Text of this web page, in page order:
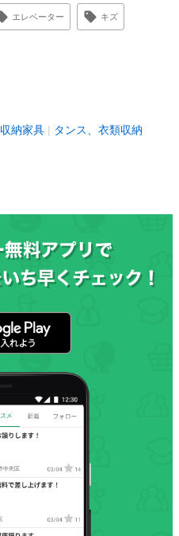
エレベーター キズ
収納家具 タンス、衣類収納